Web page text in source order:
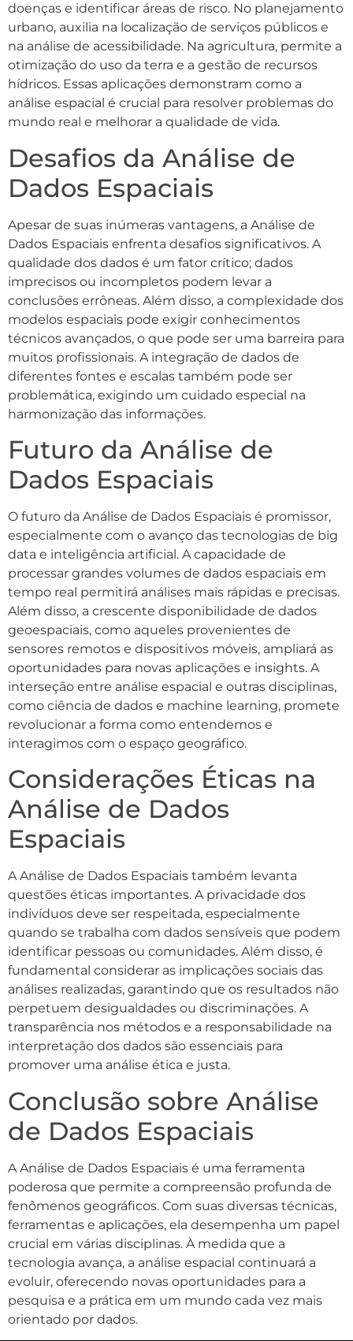
doenças e identificar áreas de risco. No planejamento
urbano, auxilia na localização de serviços públicos e
na análise de acessibilidade. Na agricultura, permite a
otimização do uso da terra e a gestão de recursos
hídricos. Essas aplicações demonstram como a
análise espacial é crucial para resolver problemas do
mundo real e melhorar a qualidade de vida.
Desafios da Análise de
Dados Espaciais
Apesar de suas inúmeras vantagens, a Análise de
Dados Espaciais enfrenta desafios significativos. A
qualidade dos dados é um fator crítico; dados
imprecisos ou incompletos podem levar a
conclusões errôneas. Além disso, a complexidade dos
modelos espaciais pode exigir conhecimentos
técnicos avançados, o que pode ser uma barreira para
muitos profissionais. A integração de dados de
diferentes fontes e escalas também pode ser
problemática, exigindo um cuidado especial na
harmonização das informações.
Futuro da Análise de
Dados Espaciais
O futuro da Análise de Dados Espaciais é promissor,
especialmente com o avanço das tecnologias de big
data e inteligência artificial. A capacidade de
processar grandes volumes de dados espaciais em
tempo real permitirá análises mais rápidas e precisas.
Além disso, a crescente disponibilidade de dados
geoespaciais, como aqueles provenientes de
sensores remotos e dispositivos móveis, ampliará as
oportunidades para novas aplicações e insights. A
interseção entre análise espacial e outras disciplinas,
como ciência de dados e machine learning, promete
revolucionar a forma como entendemos e
interagimos com o espaço geográfico.
Considerações Éticas na
Análise de Dados
Espaciais
A Análise de Dados Espaciais também levanta
questões éticas importantes. A privacidade dos
indivíduos deve ser respeitada, especialmente
quando se trabalha com dados sensíveis que podem
identificar pessoas ou comunidades. Além disso, é
fundamental considerar as implicações sociais das
análises realizadas, garantindo que os resultados não
perpetuem desigualdades ou discriminações. A
transparência nos métodos e a responsabilidade na
interpretação dos dados são essenciais para
promover uma análise ética e justa.
Conclusão sobre Análise
de Dados Espaciais
A Análise de Dados Espaciais é uma ferramenta
poderosa que permite a compreensão profunda de
fenômenos geográficos. Com suas diversas técnicas,
ferramentas e aplicações, ela desempenha um papel
crucial em várias disciplinas. À medida que a
tecnologia avança, a análise espacial continuará a
evoluir, oferecendo novas oportunidades para a
pesquisa e a prática em um mundo cada vez mais
orientado por dados.